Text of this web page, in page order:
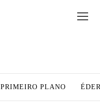
PRIMEIRO PLANO